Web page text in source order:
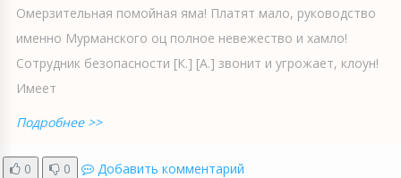
Омерзительная помойная яма! Платят мало, руководство
именно Мурманского оц полное невежество и хамло!
Сотрудник безопасности [К.] [А.] звонит и угрожает, клоун!
Имеет
Подробнее >>
0 0 Добавить комментарий